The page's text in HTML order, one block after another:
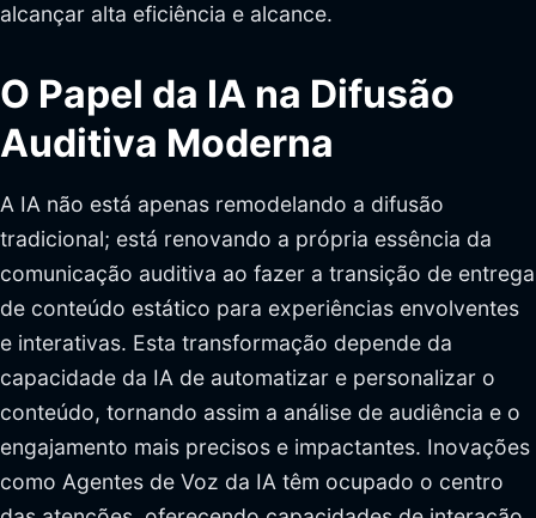
alcançar alta eficiência e alcance.
O Papel da IA na Difusão
Auditiva Moderna
A IA não está apenas remodelando a difusão
tradicional; está renovando a própria essência da
comunicação auditiva ao fazer a transição de entrega
de conteúdo estático para experiências envolventes
e interativas. Esta transformação depende da
capacidade da IA de automatizar e personalizar o
conteúdo, tornando assim a análise de audiência e o
engajamento mais precisos e impactantes. Inovações
como Agentes de Voz da IA têm ocupado o centro